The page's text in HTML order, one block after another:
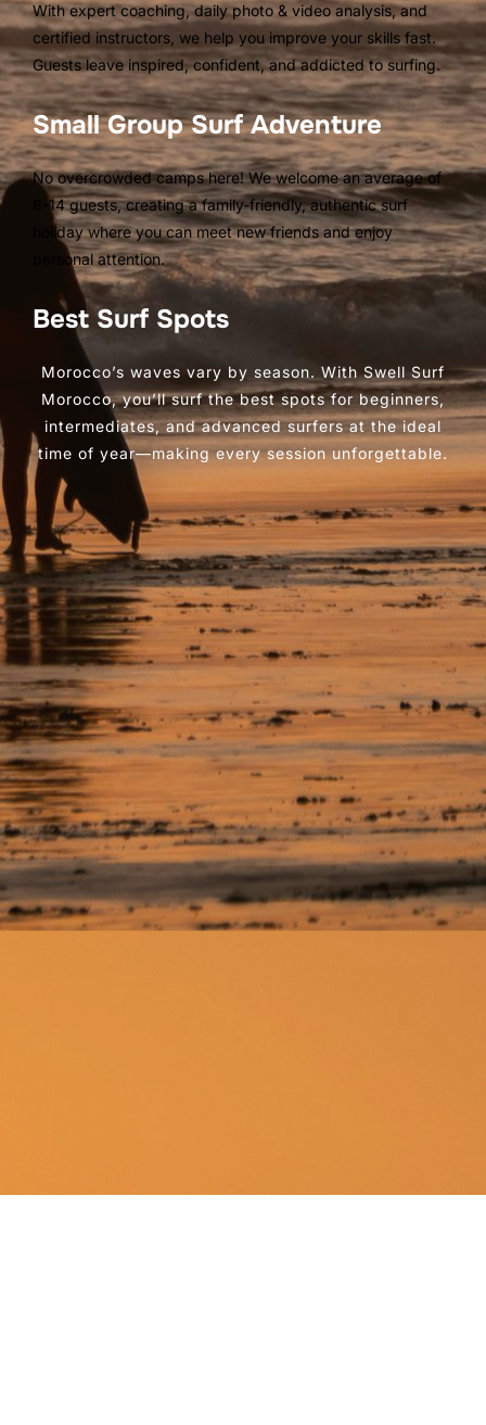
With expert coaching, daily photo & video analysis, and
certified instructors, we help you improve your skills fast.
Guests leave inspired, confident, and addicted to surfing.
Small Group Surf Adventure
No overcrowded camps here! We welcome an average of
8-14 guests, creating a family-friendly, authentic surf
holiday where you can meet new friends and enjoy
personal attention.
Best Surf Spots
Morocco’s waves vary by season. With Swell Surf
Morocco, you’ll surf the best spots for beginners,
intermediates, and advanced surfers at the ideal
time of year—making every session unforgettable.